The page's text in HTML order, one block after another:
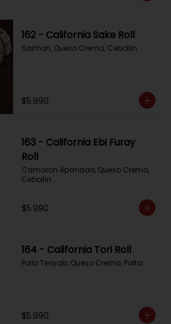
162 - California Sake Roll
Salmon, Queso Crema, Cebollin
$5.990
163 - California Ebi Furay
Roll
Camaron Apanado, Queso Crema,
Cebollin
$5.990
164 - California Tori Roll
Pollo Teriyaki, Queso Crema, Palta
$5.990